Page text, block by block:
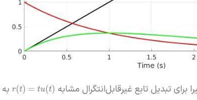
r(t) = tu(t)